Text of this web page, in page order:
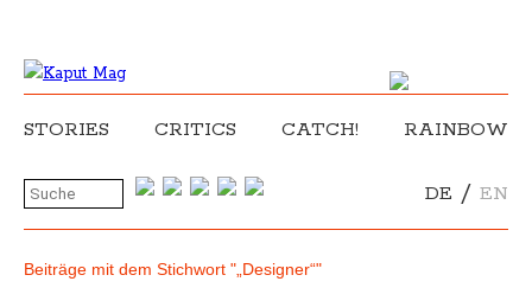
STORIES CRITICS CATCH! RAINBOW
DE / EN
Beiträge mit dem Stichwort "„Designer“"